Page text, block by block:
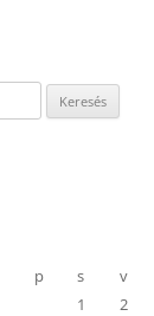
p s
v
1
2